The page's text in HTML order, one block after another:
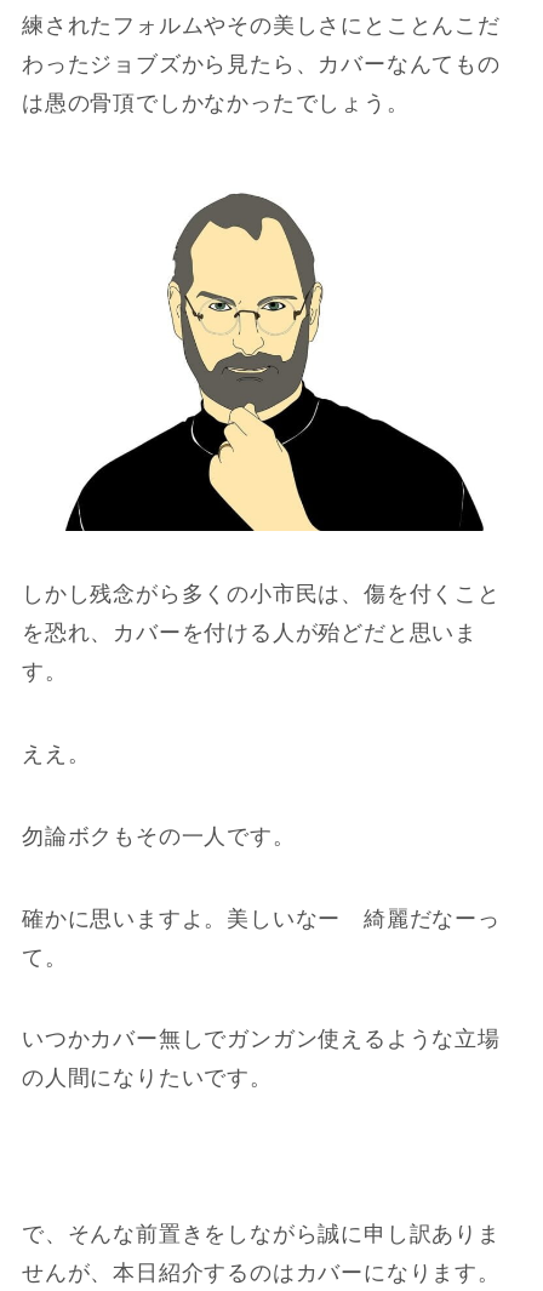
練されたフォルムやその美しさにとことんこだ
わったジョブズから見たら、カバーなんてもの
は愚の骨頂でしかなかったでしょう。
しかし残念がら多くの小市民は、傷を付くこと
を恐れ、カバーを付ける人が殆どだと思いま
す。
ええ。
勿論ボクもその一人です。
確かに思いますよ。美しいなー 綺麗だなーっ
て。
いつかカバー無しでガンガン使えるような立場
の人間になりたいです。
で、そんな前置きをしながら誠に申し訳ありま
せんが、本日紹介するのはカバーになります。